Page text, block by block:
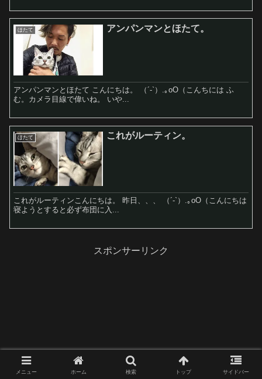
ほたて アンパンマンとほたて。
アンパンマンとほたて こんにちは。 （´-`）.｡oO（こんちには ふ
む。カメラ目線で偉いね。 いや...
ほたて これがルーティン。
これがルーティンこんにちは。 昨日、、、 （´-`）.｡oO（こんにちは
寝ようとすると必ず布団に入...
スポンサーリンク
メニュー ホーム 検索 トップ サイドバー